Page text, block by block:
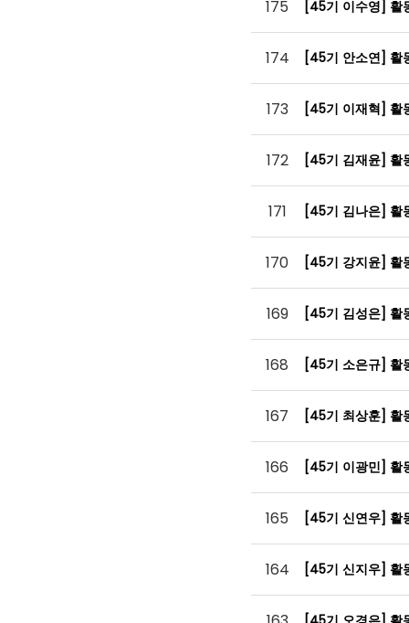
175 [45기 이수영] 활
174 [45기 안소연] 활
173 [45기 이재혁] 활
172 [45기 김재윤] 활
171 [45기 김나은] 활
170 [45기 강지윤] 활
169 [45기 김성은] 활
168 [45기 소은규] 활
167 [45기 최상훈] 활
166 [45기 이광민] 활
165 [45기 신연우] 활
164 [45기 신지우] 활